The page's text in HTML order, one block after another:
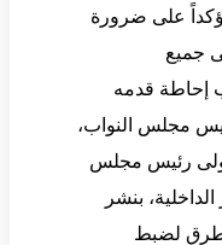
على ضرورة
جميع
إحاطة قدمه
مجلس النواب،
رئيس مجلس
بنشر
لضبط